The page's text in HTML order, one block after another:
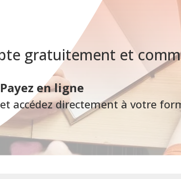
gratuitement et
Payez en ligne
et accédez directement à votre